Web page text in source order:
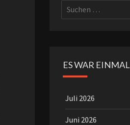
Suchen
nach:
ES WAR EINMAL
Juli 2026
Juni 2026